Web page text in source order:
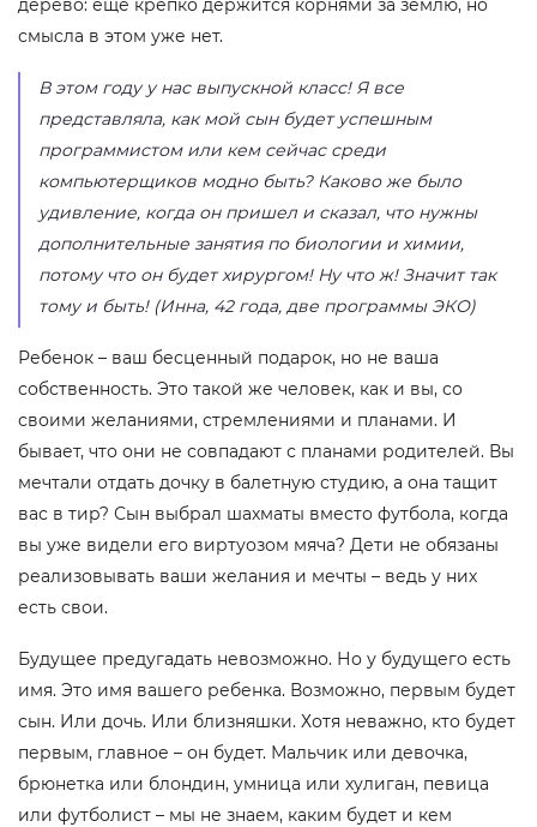
смысла в этом уже нет.
В этом году у нас выпускной класс! Я все
представляла, как мой сын будет успешным
программистом или кем сейчас среди
компьютерщиков модно быть? Каково же было
удивление, когда он пришел и сказал, что нужны
дополнительные занятия по биологии и химии,
потому что он будет хирургом! Ну что ж! Значит так
тому и быть! (Инна, 42 года, две программы ЭКО)
Ребенок – ваш бесценный подарок, но не ваша
собственность. Это такой же человек, как и вы, со
своими желаниями, стремлениями и планами. И
бывает, что они не совпадают с планами родителей. Вы
мечтали отдать дочку в балетную студию, а она тащит
вас в тир? Сын выбрал шахматы вместо футбола, когда
вы уже видели его виртуозом мяча? Дети не обязаны
реализовывать ваши желания и мечты – ведь у них
есть свои.
Будущее предугадать невозможно. Но у будущего есть
имя. Это имя вашего ребенка. Возможно, первым будет
сын. Или дочь. Или близняшки. Хотя неважно, кто будет
первым, главное – он будет. Мальчик или девочка,
брюнетка или блондин, умница или хулиган, певица
или футболист – мы не знаем, каким будет и кем